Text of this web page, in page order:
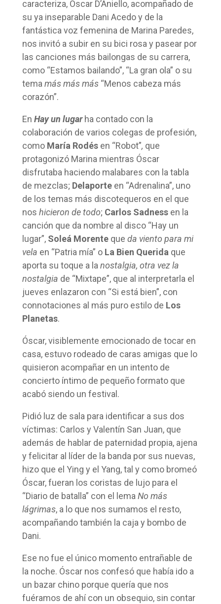
caracteriza, Óscar D’Aniello, acompañado de
su ya inseparable Dani Acedo y de la
fantástica voz femenina de Marina Paredes,
nos invitó a subir en su bici rosa y pasear por
las canciones más bailongas de su carrera,
como “Estamos bailando”, “La gran ola” o su
temamás más más“Menos cabeza más
corazón”.
En Hay un lugarha contado con la
colaboración de varios colegas de profesión,
como María Rodésen “Robot”, que
protagonizó Marina mientras Óscar
disfrutaba haciendo malabares con la tabla
de mezclas; Delaporteen “Adrenalina”, uno
de los temas más discotequeros en el que
nos hicieron de todo; Carlos Sadnessen la
canción que da nombre al disco “Hay un
lugar”, Soleá Morenteque da viento para mi
vela en “Patria mía” o La Bien Queridaque
aporta su toque a lanostalgia, otra vez la
nostalgia de “Mixtape”, que al interpretarla el
jueves enlazaron con “Si está bien”, con
connotaciones al más puro estilo de Los
Planetas.
Óscar, visiblemente emocionado de tocar en
casa, estuvo rodeado de caras amigas que lo
quisieron acompañar en un intento de
concierto íntimo de pequeño formato que
acabó siendo un festival.
Pidió luz de sala para identificar a sus dos
víctimas: Carlos y Valentín San Juan, que
además de hablar de paternidad propia, ajena
y felicitar al líder de la banda por sus nuevas,
hizo que el Ying y el Yang, tal y como bromeó
Óscar, fueran los coristas de lujo para el
“Diario de batalla” con el lemaNo más
lágrimas, a lo que nos sumamos el resto,
acompañando también la caja y bombo de
Dani.
Ese no fue el único momento entrañable de
la noche. Óscar nos confesó que había ido a
un bazar chino porque quería que nos
fuéramos de ahí con un obsequio, sin contar